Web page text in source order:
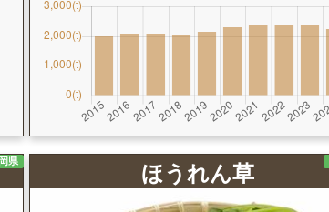
県 ほうれん草